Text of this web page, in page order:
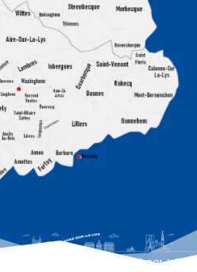
803 934 066 – Site réalisé parJulien